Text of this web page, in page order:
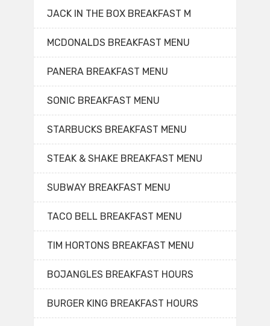
JACK IN THE BOX BREAKFAST M
MCDONALDS BREAKFAST MENU
PANERA BREAKFAST MENU
SONIC BREAKFAST MENU
STARBUCKS BREAKFAST MENU
STEAK & SHAKE BREAKFAST MENU
SUBWAY BREAKFAST MENU
TACO BELL BREAKFAST MENU
TIM HORTONS BREAKFAST MENU
BOJANGLES BREAKFAST HOURS
BURGER KING BREAKFAST HOURS